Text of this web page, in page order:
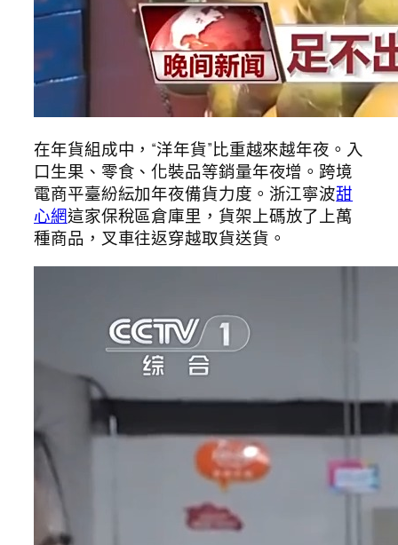
在年貨組成中，“洋年貨”比重越來越年夜。入
口生果、零食、化裝品等銷量年夜增。跨境
電商平臺紛紜加年夜備貨力度。浙江寧波甜
心網這家保稅區倉庫里，貨架上碼放了上萬
種商品，叉車往返穿越取貨送貨。